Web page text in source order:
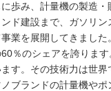
歩み、計量機の製造・
ド建設まで、ガソリン
業を展開してきました
％のシェアを誇りま
す。その技術力は世界
ノブランドの計量機や